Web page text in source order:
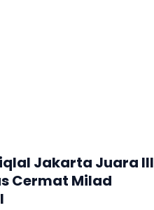
Jakarta Juara III
Cermat Milad